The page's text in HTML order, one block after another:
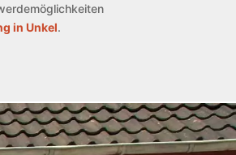
in Unkel.